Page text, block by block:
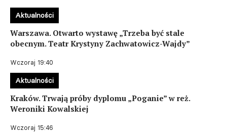
Warszawa. Otwarto wystawę „Trzeba być stale
obecnym. Teatr Krystyny Zachwatowicz-Wajdy”
Wczoraj 19:40
Aktualności
Kraków. Trwają próby dyplomu „Poganie” w reż.
Weroniki Kowalskiej
Wczoraj 15:46
Aktualności